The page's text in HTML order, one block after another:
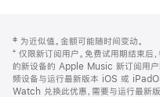
页
页
脚
注
‡ 为近似值。金额可能随时间变动。
⁺ 仅限新订阅用户。免费试用期结束后
的新设备的 Apple Music 新订阅用户
频设备与运行最新版本 iOS 或
Watch 兑换此优惠，需要与运行最新